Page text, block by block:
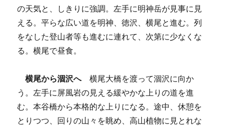
の天気と、しきりに強調。左手に明神岳が見事に見
える。平らな広い道を明神、徳沢、横尾と進む。列
をなした登山者等も進むに連れて、次第に少なくな
る。横尾で昼食。
横尾から涸沢へ横尾大橋を渡って涸沢に向か
う。左手に屏風岩の見える緩やかな上りの道を進
む。本谷橋から本格的な上りになる。途中、休憩を
とりつつ、回りの山々を眺め、高山植物に見とれな